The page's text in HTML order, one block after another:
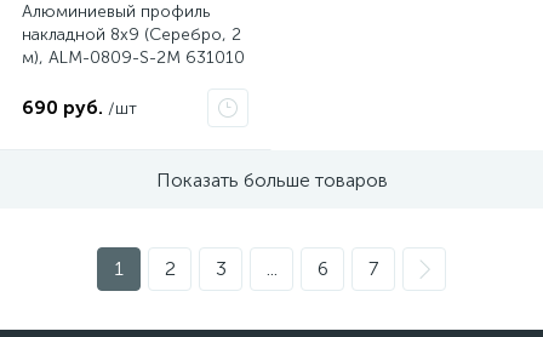
Алюминиевый профиль
накладной 8x9 (Серебро, 2
м), ALM-0809-S-2M 631010
690 руб. /шт
Показать больше товаров
1 2 3 ... 6 7